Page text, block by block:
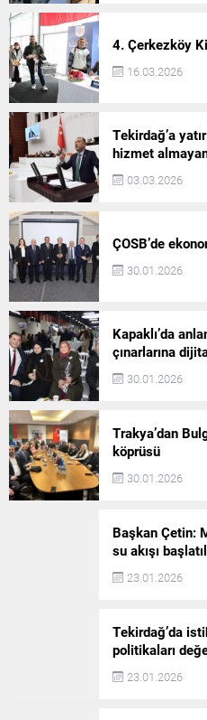
4. Çerkezköy
16.03.2026
Tekirdağ’a
hizmet
03.03.2026
ÇOSB’de
30.01.2026
Kapaklı’da
çınarlarına
30.01.2026
Trakya’dan
köprüsü
30.01.2026
Başkan Çetin:
su akışı
23.01.2026
Tekirdağ’da
politikaları
23.01.2026